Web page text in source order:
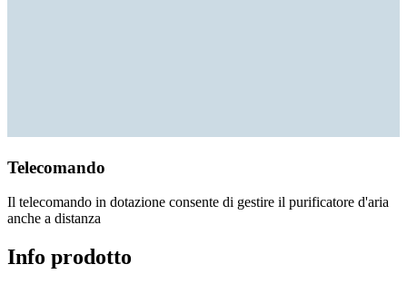
Telecomando
Il telecomando in dotazione consente di gestire il purificatore d'aria
anche a distanza
Info prodotto